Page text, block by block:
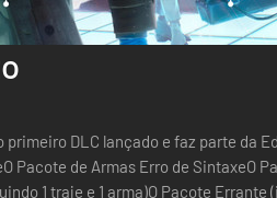
primeiro DLC lançado e faz parte da
Pacote de Armas Erro de SintaxeO
1 traje e 1 arma)O Pacote Errante